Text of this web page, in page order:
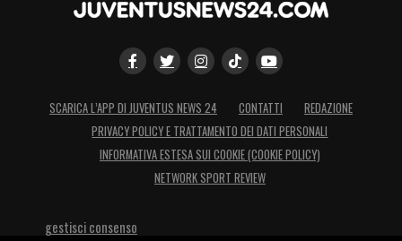
SCARICA L’APP DI JUVENTUS NEWS 24 CONTATTI
REDAZIONE
PRIVACY POLICY E TRATTAMENTO DEI DATI PERSONALI
INFORMATIVA ESTESA SUI COOKIE (COOKIE POLICY)
NETWORK SPORT REVIEW
gestisci consenso